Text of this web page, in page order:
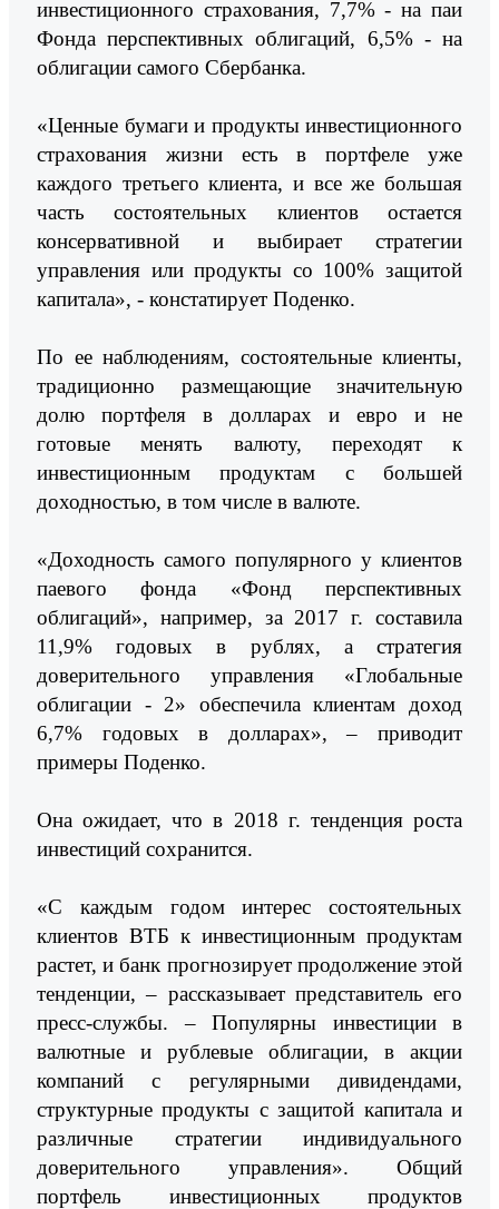
инвестиционного страхования, 7,7% - на паи
Фонда перспективных облигаций, 6,5% - на
облигации самого Сбербанка.
«Ценные бумаги и продукты инвестиционного
страхования жизни есть в портфеле уже
каждого третьего клиента, и все же большая
часть состоятельных клиентов остается
консервативной и выбирает стратегии
управления или продукты со 100% защитой
капитала», - констатирует Поденко.
По ее наблюдениям, состоятельные клиенты,
традиционно размещающие значительную
долю портфеля в долларах и евро и не
готовые менять валюту, переходят к
инвестиционным продуктам с большей
доходностью, в том числе в валюте.
«Доходность самого популярного у клиентов
паевого фонда «Фонд перспективных
облигаций», например, за 2017 г. составила
11,9% годовых в рублях, а стратегия
доверительного управления «Глобальные
облигации - 2» обеспечила клиентам доход
6,7% годовых в долларах», – приводит
примеры Поденко.
Она ожидает, что в 2018 г. тенденция роста
инвестиций сохранится.
«С каждым годом интерес состоятельных
клиентов ВТБ к инвестиционным продуктам
растет, и банк прогнозирует продолжение этой
тенденции, – рассказывает представитель его
пресс-службы. – Популярны инвестиции в
валютные и рублевые облигации, в акции
компаний с регулярными дивидендами,
структурные продукты с защитой капитала и
различные стратегии индивидуального
доверительного управления». Общий
портфель инвестиционных продуктов